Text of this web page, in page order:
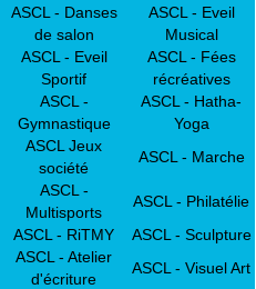
ASCL - Danses
de salon
ASCL - Eveil
Musical
ASCL - Eveil
Sportif
ASCL - Fées
récréatives
ASCL -
Gymnastique
ASCL - Hatha-
Yoga
ASCL Jeux
société
ASCL - Marche
ASCL -
Multisports
ASCL - Philatélie
ASCL - RiTMY
ASCL - Sculpture
ASCL - Atelier
d'écriture
ASCL - Visuel Art